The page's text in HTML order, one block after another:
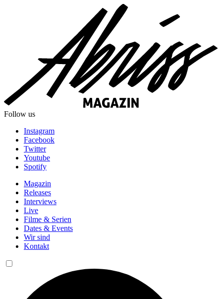
Follow us
Instagram
Facebook
Twitter
Youtube
Spotify
Magazin
Releases
Interviews
Live
Filme & Serien
Dates & Events
Wir sind
Kontakt